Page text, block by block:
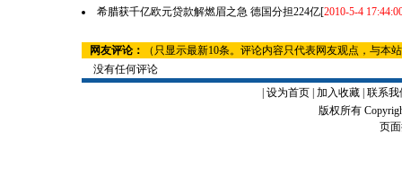
希腊获千亿欧元贷款解燃眉之急 德国分担224亿[2010-5-4
网友评论：
（只显示最新10条。评论内容只代表网友观点，与本
没有任何评论
设为首页| 加入收藏| 联系我
版权所有
页